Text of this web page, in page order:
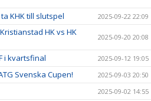
KHK till slutspel 2025-09-22 22:09
HK vs HK
2025-09-20 20:08
i kvartsfinal 2025-09-12 19:05
Svenska Cupen! 2025-09-03 20:50
2025-09-02 14:55